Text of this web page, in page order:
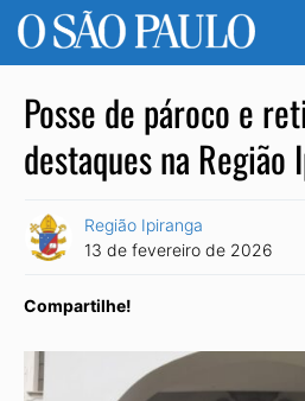
Posse de pároco e
destaques na Região
Região Ipiranga
13 de fevereiro de 2026
Compartilhe!